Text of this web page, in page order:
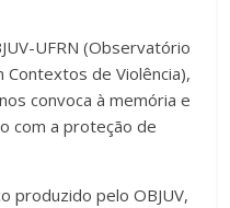
UFRN (Observatório
Contextos de Violência),
convoca à memória e
com a proteção de
produzido pelo OBJUV,